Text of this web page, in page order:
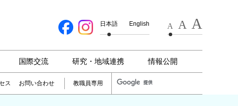
日本語 English A A A
国際交流 研究・地域連携 情報公開
ス お問い合わせ 教職員専用